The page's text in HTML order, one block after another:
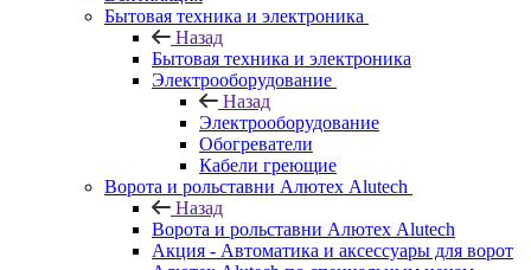
Бытовая техника и электроника
Назад
Бытовая техника и электроника
Электрооборудование
Назад
Электрооборудование
Обогреватели
Кабели греющие
Ворота и рольставни Алютех Alutech
Назад
Ворота и рольставни Алютех Alutech
Акция - Автоматика и аксессуары для ворот